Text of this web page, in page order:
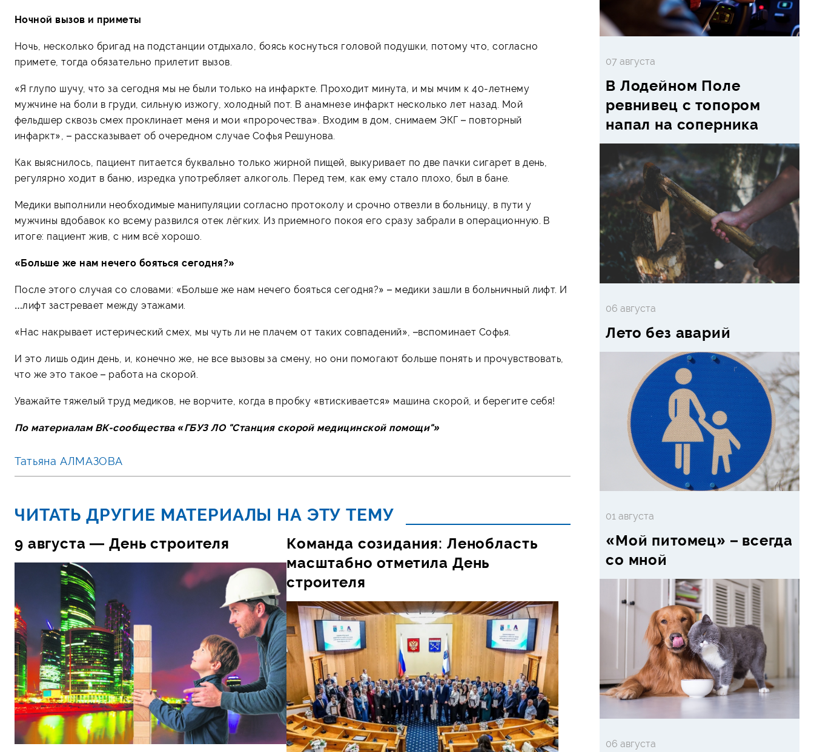
Ночной вызов и приметы
Ночь, несколько бригад на подстанции отдыхало, боясь коснуться головой подушки, потому что, согласно
примете, тогда обязательно прилетит вызов.
«Я глупо шучу, что за сегодня мы не были только на инфаркте. Проходит минута, и мы мчим к 40-летнему
мужчине на боли в груди, сильную изжогу, холодный пот. В анамнезе инфаркт несколько лет назад. Мой
фельдшер сквозь смех проклинает меня и мои «пророчества». Входим в дом, снимаем ЭКГ – повторный
инфаркт», – рассказывает об очередном случае Софья Решунова.
Как выяснилось, пациент питается буквально только жирной пищей, выкуривает по две пачки сигарет в день,
регулярно ходит в баню, изредка употребляет алкоголь. Перед тем, как ему стало плохо, был в бане.
Медики выполнили необходимые манипуляции согласно протоколу и срочно отвезли в больницу, в пути у
мужчины вдобавок ко всему развился отек лёгких. Из приемного покоя его сразу забрали в операционную. В
итоге: пациент жив, с ним всё хорошо.
«Больше же нам нечего бояться сегодня?»
После этого случая со словами: «Больше же нам нечего бояться сегодня?» – медики зашли в больничный лифт. И
…лифт застревает между этажами.
«Нас накрывает истерический смех, мы чуть ли не плачем от таких совпадений», –вспоминает Софья.
И это лишь один день, и, конечно же, не все вызовы за смену, но они помогают больше понять и прочувствовать,
что же это такое – работа на скорой.
Уважайте тяжелый труд медиков, не ворчите, когда в пробку «втискивается» машина скорой, и берегите себя!
По материалам ВК-сообщества «ГБУЗ ЛО "Станция скорой медицинской помощи"»
Татьяна АЛМАЗОВА
ЧИТАТЬ ДРУГИЕ МАТЕРИАЛЫ НА ЭТУ ТЕМУ
9 августа — День строителя
Команда созидания: Ленобласть
масштабно отметила День
строителя
07 августа
В Лодейном Поле
ревнивец с топором
напал на соперника
06 августа
Лето без аварий
01 августа
«Мой питомец» – всегда
со мной
06 августа